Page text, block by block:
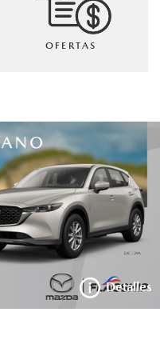
OFERTAS
Detalles